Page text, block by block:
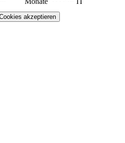
akzeptieren